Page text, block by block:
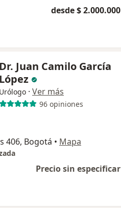
desde $ 2.000.000
Dr. Juan Camilo García
López
Urólogo · Ver más
96 opiniones
406, Bogotá • Mapa
Precio sin especificar